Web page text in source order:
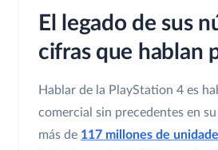
El legado de sus
cifras que hablan
Hablar de la PlayStation 4 es
comercial sin precedentes en
más de 117 millones de